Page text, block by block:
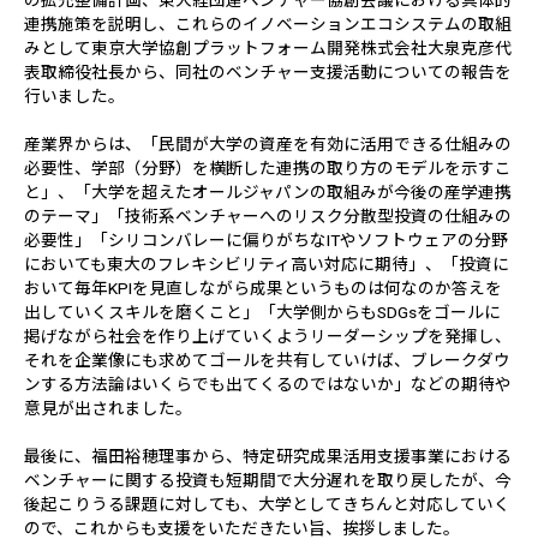
連携施策を説明し、これらのイノベーションエコシステムの取組
みとして東京大学協創プラットフォーム開発株式会社大泉克彦代
表取締役社長から、同社のベンチャー支援活動についての報告を
行いました。
産業界からは、「民間が大学の資産を有効に活用できる仕組みの
必要性、学部（分野）を横断した連携の取り方のモデルを示すこ
と」、「大学を超えたオールジャパンの取組みが今後の産学連携
のテーマ」「技術系ベンチャーへのリスク分散型投資の仕組みの
必要性」「シリコンバレーに偏りがちなITやソフトウェアの分野
においても東大のフレキシビリティ高い対応に期待」、「投資に
おいて毎年KPIを見直しながら成果というものは何なのか答えを
出していくスキルを磨くこと」「大学側からもSDGsをゴールに
掲げながら社会を作り上げていくようリーダーシップを発揮し、
それを企業像にも求めてゴールを共有していけば、ブレークダウ
ンする方法論はいくらでも出てくるのではないか」などの期待や
意見が出されました。
最後に、福田裕穂理事から、特定研究成果活用支援事業における
ベンチャーに関する投資も短期間で大分遅れを取り戻したが、今
後起こりうる課題に対しても、大学としてきちんと対応していく
ので、これからも支援をいただきたい旨、挨拶しました。